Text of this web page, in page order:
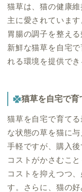
猫草は、猫の健康
主に愛されていま
胃腸の調子を整え
新鮮な猫草を自宅
れる環境を提供でき
猫草を自宅で育
猫草を自宅で育て
な状態の草を猫に
手軽ですが、購入
コストがかさむこ
コストを抑えつつ
す。さらに、猫の